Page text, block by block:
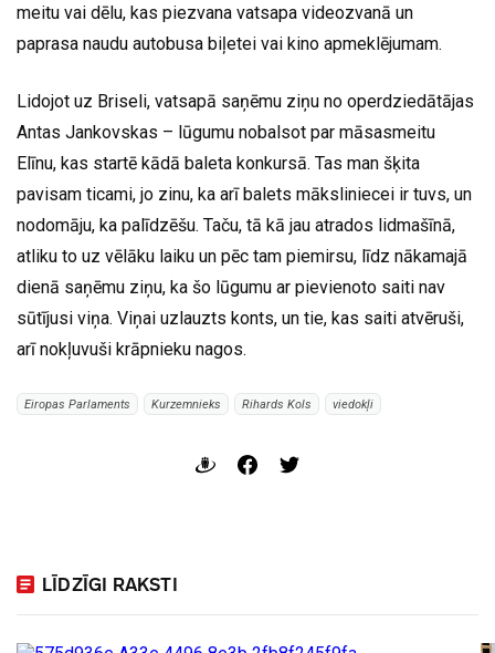
meitu vai dēlu, kas piezvana vatsapa videozvanā un
paprasa naudu autobusa biļetei vai kino apmeklējumam.
Lidojot uz Briseli, vatsapā saņēmu ziņu no operdziedātājas
Antas Jankovskas – lūgumu nobalsot par māsasmeitu
Elīnu, kas startē kādā baleta konkursā. Tas man šķita
pavisam ticami, jo zinu, ka arī balets māksliniecei ir tuvs, un
nodomāju, ka palīdzēšu. Taču, tā kā jau atrados lidmašīnā,
atliku to uz vēlāku laiku un pēc tam piemirsu, līdz nākamajā
dienā saņēmu ziņu, ka šo lūgumu ar pievienoto saiti nav
sūtījusi viņa. Viņai uzlauzts konts, un tie, kas saiti atvēruši,
arī nokļuvuši krāpnieku nagos.
Eiropas Parlaments Kurzemnieks Rihards Kols viedokļi
LĪDZĪGI RAKSTI